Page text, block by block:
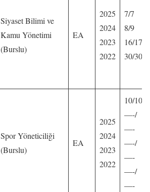
Siyaset Bilimi ve
Kamu Yönetimi
(Burslu)
EA
2025
2024
2023
2022
7/7
8/9
16/17
30/30
Spor Yöneticiliği
(Burslu)
EA
2025
2024
2023
2022
10/10
—-/
—-
—-/
—-
—-/
—-